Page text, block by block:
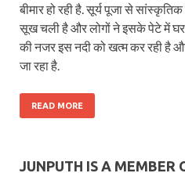
बीमार हो रही है. सूर्य पूजा से
सूख चली है और लोगों ने इसके पेटे में
की नजर इस नदी को खत्म कर रही है
जा रहा है.
READ MORE
JUNPUTH IS A MEMBER